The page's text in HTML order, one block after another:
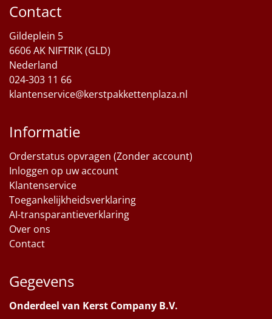
Contact
Gildeplein 5
6606 AK NIFTRIK (GLD)
Nederland
024-303 11 66
klantenservice@kerstpakkettenplaza.nl
Informatie
Orderstatus opvragen (Zonder account)
Inloggen op uw account
Klantenservice
Toegankelijkheidsverklaring
AI-transparantieverklaring
Over ons
Contact
Gegevens
Onderdeel van Kerst Company B.V.